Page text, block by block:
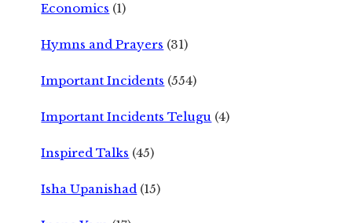
Economics (1)
Hymns and Prayers (31)
Important Incidents (554)
Important Incidents Telugu (4)
Inspired Talks (45)
Isha Upanishad (15)